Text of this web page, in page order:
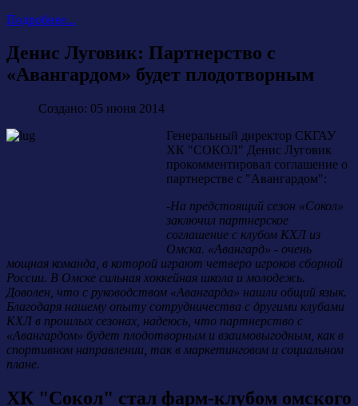
Подробнее...
Денис Луговик: Партнерство с
«Авангардом» будет плодотворным
Создано: 05 июня 2014
Генеральный директор СКГАУ
ХК "СОКОЛ" Денис Луговик
прокомментировал соглашение о
партнерстве с "Авангардом":
-На предстоящий сезон «Сокол»
заключил партнерское
соглашение с клубом КХЛ из
Омска. «Авангард» - очень
мощная команда, в которой играют четверо игроков сборной
России. В Омске сильная хоккейная школа и молодежь.
Доволен, что с руководством «Авангарда» нашли общий язык.
Благодаря нашему опыту сотрудничества с другими клубами
КХЛ в прошлых сезонах, надеюсь, что партнерство с
«Авангардом» будет плодотворным и взаимовыгодным, как в
спортивном направлении, так в маркетинговом и социальном
плане.
ХК "Сокол" стал фарм-клубом омского